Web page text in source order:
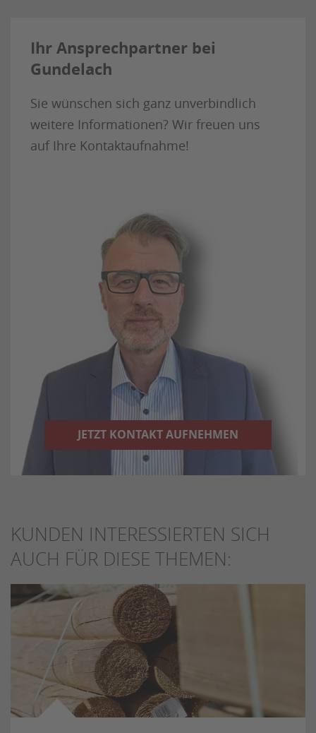
Ihr Ansprechpartner bei
Gundelach
Sie wünschen sich ganz unverbindlich
weitere Informationen? Wir freuen uns
auf Ihre Kontaktaufnahme!
JETZT KONTAKT AUFNEHMEN
KUNDEN INTERESSIERTEN SICH
AUCH FÜR DIESE THEMEN: